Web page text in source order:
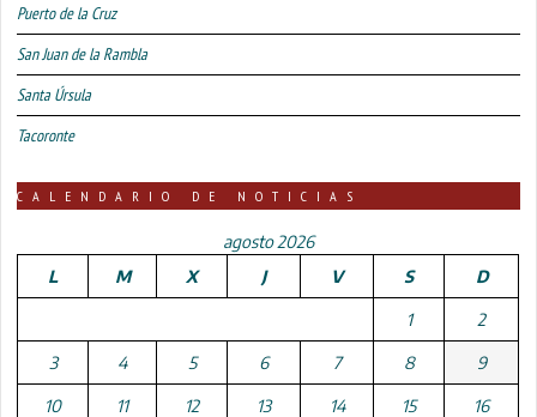
Puerto de la Cruz
San Juan de la Rambla
Santa Úrsula
Tacoronte
CALENDARIO DE NOTICIAS
agosto 2026
L
M X J V S D
1 2
3 4 5 6 7 8 9
10 11 12 13 14 15 16